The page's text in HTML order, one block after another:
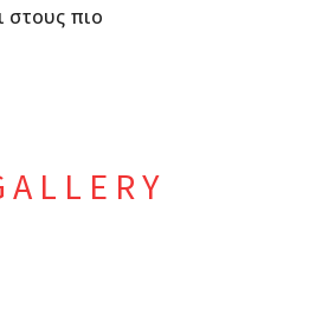
στους πιο